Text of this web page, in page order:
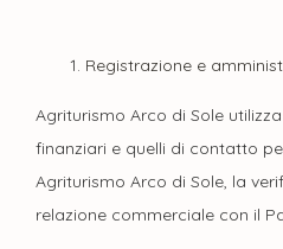
Registrazione e
Agriturismo Arco di Sole
finanziari e quelli di contatto
Agriturismo Arco di Sole, la
relazione commerciale con il